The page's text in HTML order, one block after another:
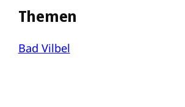
Themen
Bad Vilbel